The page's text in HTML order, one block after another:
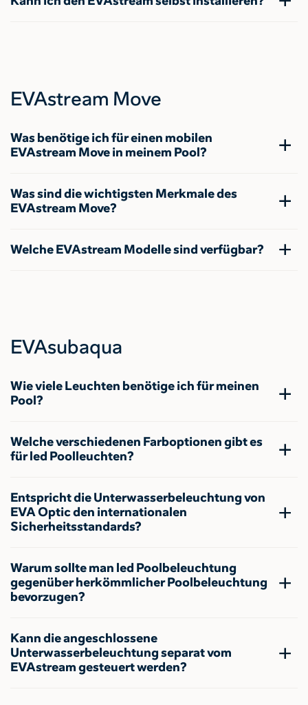
EVAstream Move
Was benötige ich für einen mobilen
EVAstream Move in meinem Pool?
Was sind die wichtigsten Merkmale des
EVAstream Move?
Welche EVAstream Modelle sind verfügbar?
EVAsubaqua
Wie viele Leuchten benötige ich für meinen
Pool?
Welche verschiedenen Farboptionen gibt es
für led Poolleuchten?
Entspricht die Unterwasserbeleuchtung von
EVA Optic den internationalen
Sicherheitsstandards?
Warum sollte man led Poolbeleuchtung
gegenüber herkömmlicher Poolbeleuchtung
bevorzugen?
Kann die angeschlossene
Unterwasserbeleuchtung separat vom
EVAstream gesteuert werden?